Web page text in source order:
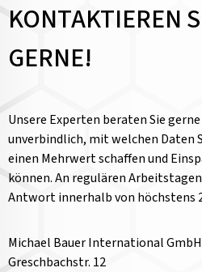
KONTAKTIEREN
GERNE!
Unsere Experten beraten Sie
unverbindlich, mit welchen Daten
einen Mehrwert schaffen und
können. An regulären
Antwort innerhalb von höchstens
Michael Bauer International GmbH
Greschbachstr. 12